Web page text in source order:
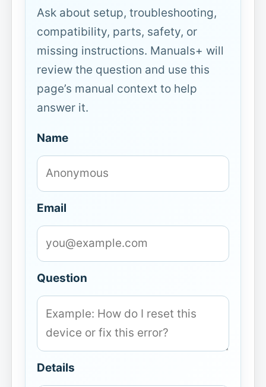
Ask about setup, troubleshooting,
compatibility, parts, safety, or
missing instructions. Manuals+ will
review the question and use this
page’s manual context to help
answer it.
Name
Email
Question
Details